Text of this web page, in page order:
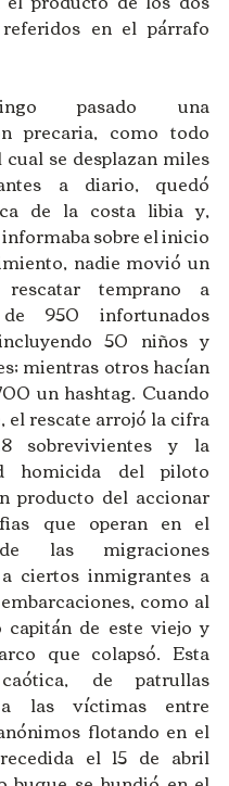
en el párrafo
pasado una
precaria, como todo
se desplazan miles
a diario, quedó
de la costa libia y,
sobre el inicio
nadie movió un
temprano a
950 infortunados
50 niños y
mientras otros hacían
un hashtag. Cuando
el rescate arrojó la cifra
sobrevivientes y la
homicida del piloto
producto del accionar
que operan en el
las migraciones
ciertos inmigrantes a
como al
capitán de este viejo y
que colapsó. Esta
de patrullas
a las víctimas entre
flotando en el
el 15 de abril